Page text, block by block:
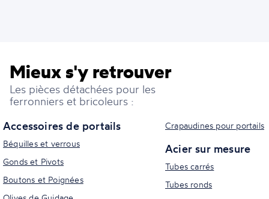
Mieux s'y retrouver
Les pièces détachées pour les
ferronniers et bricoleurs :
Accessoires de portails
Béquilles et verrous
Gonds et Pivots
Boutons et Poignées
Crapaudines pour portails
Acier sur mesure
Tubes carrés
Tubes ronds